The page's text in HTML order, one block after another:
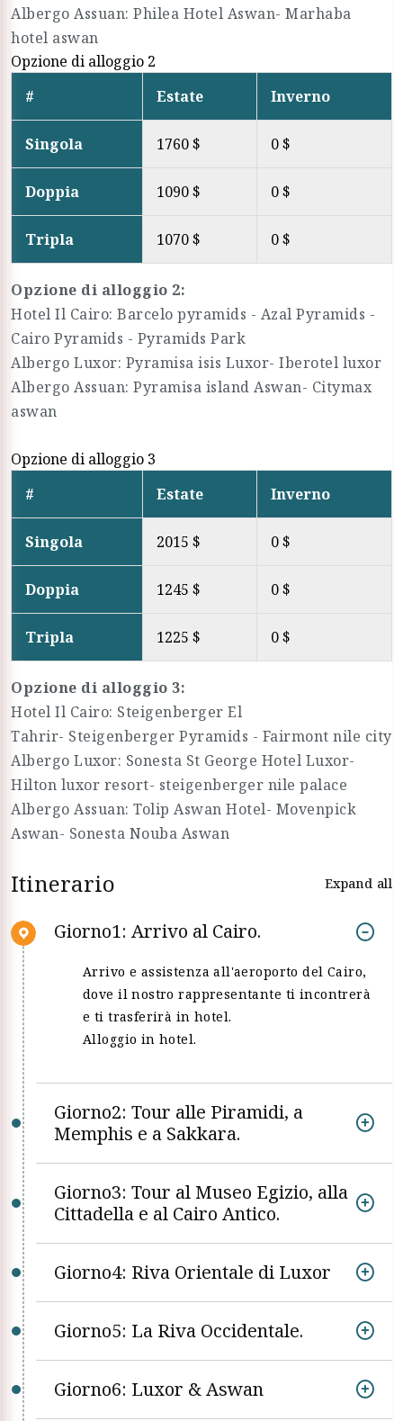
Albergo Assuan: Philea Hotel Aswan- Marhaba
hotel aswan
Opzione di alloggio 2
#
Estate Inverno
Singola 1760 $ 0 $
Doppia 1090 $ 0 $
Tripla 1070 $ 0 $
Opzione di alloggio 2:
Hotel Il Cairo: Barcelo pyramids - Azal Pyramids -
Cairo Pyramids - Pyramids Park
Albergo Luxor: Pyramisa isis Luxor- Iberotel luxor
Albergo Assuan: Pyramisa island Aswan- Citymax
aswan
Opzione di alloggio 3
#
Estate Inverno
Singola 2015 $ 0 $
Doppia 1245 $ 0 $
Tripla 1225 $ 0 $
Opzione di alloggio 3:
Hotel Il Cairo: Steigenberger El
Tahrir- Steigenberger Pyramids - Fairmont nile city
Albergo Luxor: Sonesta St George Hotel Luxor-
Hilton luxor resort- steigenberger nile palace
Albergo Assuan: Tolip Aswan Hotel- Movenpick
Aswan- Sonesta Nouba Aswan
Itinerario Expand all
Giorno1: Arrivo al Cairo.
Arrivo e assistenza all'aeroporto del Cairo,
dove il nostro rappresentante ti incontrerà
e ti trasferirà in hotel.
Alloggio in hotel.
Giorno2: Tour alle Piramidi, a
Memphis e a Sakkara.
Giorno3: Tour al Museo Egizio, alla
Cittadella e al Cairo Antico.
Giorno4: Riva Orientale di Luxor
Giorno5: La Riva Occidentale.
Giorno6: Luxor & Aswan